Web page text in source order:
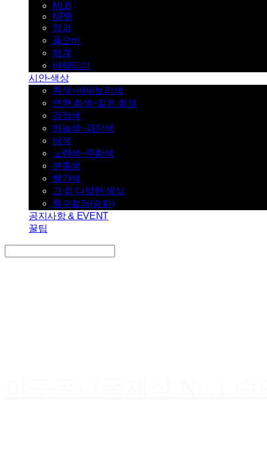
MLB
NPB
점퍼
풀오버
하계
바람막이
시안-색상
흰색~아이보리색
연한 회색~짙은 회색
검정색
하늘색~파란색
남색
노란색~주황색
분홍색
빨간색
그 외 다양한 색상
특수컬러(승화)
공지사항 & EVENT
꿀팁